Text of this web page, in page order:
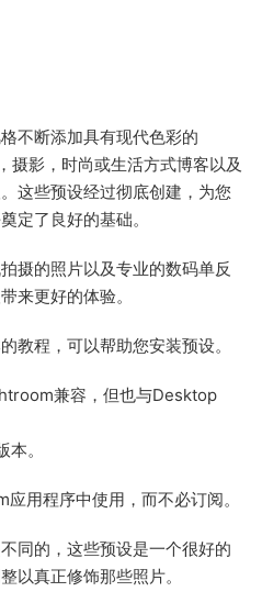
不断添加具有现代色彩的
摄影，时尚或生活方式博客以及
这些预设经过彻底创建，为您
定了良好的基础。
摄的照片以及专业的数码单反
来更好的体验。
教程，可以帮助您安装预设。
兼容，但也与Desktop
。
用程序中使用，而不必订阅。
同的，这些预设是一个很好的
以真正修饰那些照片。